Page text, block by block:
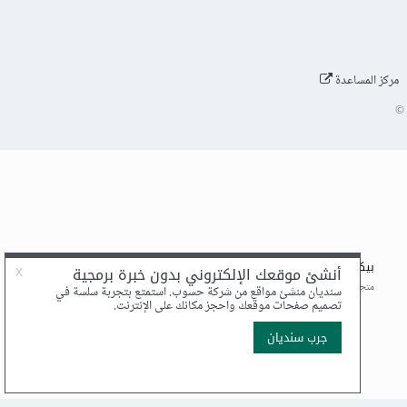
مركز المساعدة
©